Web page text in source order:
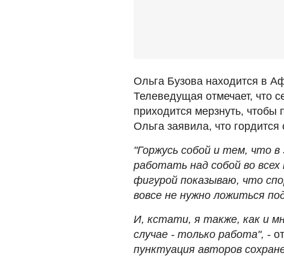
Ольга Бузова находится в
Телеведущая отмечает, что
приходится мерзнуть,
Ольга заявила, что
"Горжусь собой и тем, что
работать над собой во
фигурой показываю, что
вовсе не нужно ложиться
И, кстати, я также, как и
случае - только работа", -
пунктуация авторов